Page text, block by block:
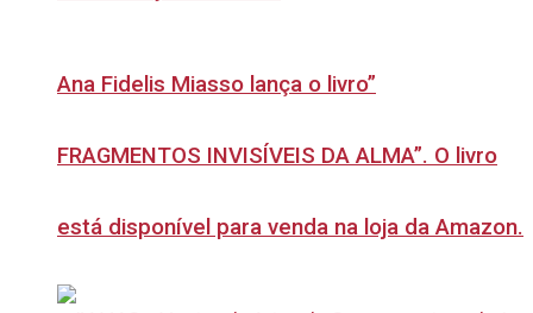
Ana Fidelis Miasso lança o livro”
FRAGMENTOS INVISÍVEIS DA ALMA”. O livro
está disponível para venda na loja da Amazon.